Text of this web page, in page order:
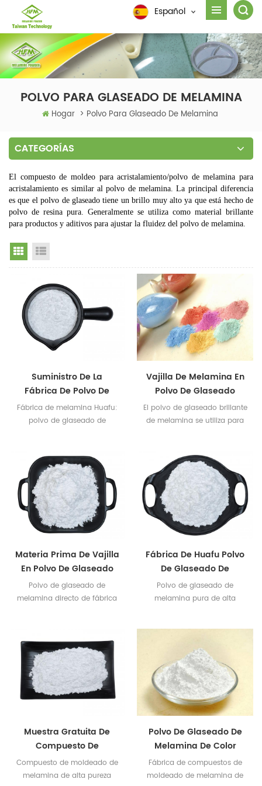
Español
POLVO PARA GLASEADO DE MELAMINA
Hogar > Polvo Para Glaseado De Melamina
CATEGORÍAS
El compuesto de moldeo para acristalamiento/polvo de melamina para
acristalamientoes similar al polvo de melamina. La principal diferencia
es que el polvo de glaseado tiene un brillo muy alto ya que está hecho de
polvo de resina pura. Generalmente se utiliza como material brillante
para productos y aditivos para ajustar la fluidez del polvo de melamina.
Grid View
Suministro De La
Fábrica De Polvo De
Glaseado De Melamina
Huafu
Fábrica de melamina Huafu:
polvo de glaseado de
Vajilla De Melamina En
Polvo De Glaseado
Brillante
El polvo de glaseado brillante
de melamina se utiliza para
Materia Prima De Vajilla
En Polvo De Glaseado
De Melamina Pura
Polvo de glaseado de
melamina directo de fábrica
Fábrica De Huafu Polvo
De Glaseado De
Melamina Pura Para
Vajillas
Polvo de glaseado de
melamina pura de alta
Muestra Gratuita De
Compuesto De
Moldeado De Melamina
Para Vajillas
Compuesto de moldeado de
melamina de alta pureza
Polvo De Glaseado De
Melamina De Color
Brillante Y Hermoso
Fábrica de compuestos de
moldeado de melamina de